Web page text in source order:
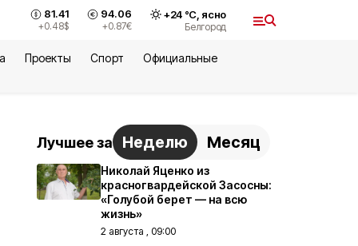
81.41
+0.48$
94.06
+0.87€
+24°С, ясно
Белгород
Проекты Спорт
Официальные
Лучшее за Неделю Месяц
Николай Яценко из
красногвардейской Засосны:
«Голубой берет — на всю
жизнь»
2 августа , 09:00